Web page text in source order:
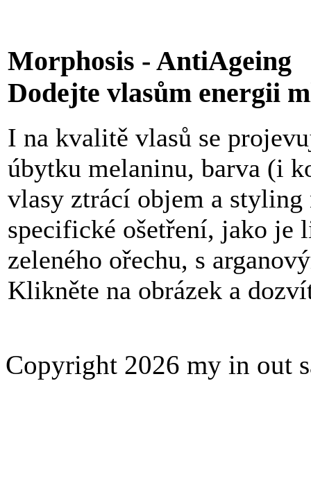
Morphosis - AntiAgeing
Dodejte vlasům energii
I na kvalitě vlasů se
úbytku melaninu, barva (i
vlasy ztrácí objem a
specifické ošetření, jako je
zeleného ořechu, s
Klikněte na obrázek a
Copyright 2026 my in out